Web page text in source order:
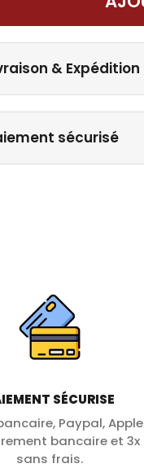
& Expédition
sécurisé
SÉCURISE
Paypal, Apple
bancaire et 3x
sans frais.